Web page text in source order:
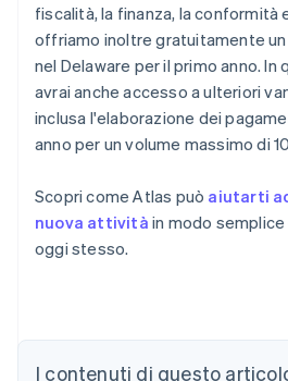
fiscalità, la finanza, la conformità
offriamo inoltre gratuitamente
nel Delaware per il primo anno.
avrai anche accesso a ulteriori
inclusa l'elaborazione dei
anno per un volume massimo di
Scopri come Atlas può aiutarti
nuova attività in modo
oggi stesso.
I contenuti di questo
English
Austria